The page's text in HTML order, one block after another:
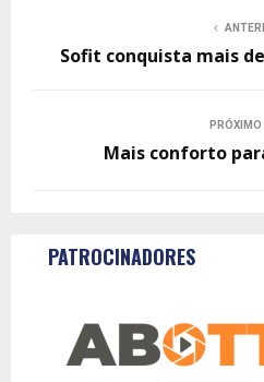
Sofit conquista mais
PRÓXIMO
Mais conforto
PATROCINADORES